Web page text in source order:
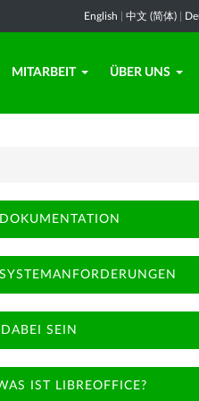
English 中文 (简体)
MITARBEIT ÜBER UNS
DOKUMENTATION
SYSTEMANFORDERUNGEN
DABEI SEIN
IST LIBREOFFICE?